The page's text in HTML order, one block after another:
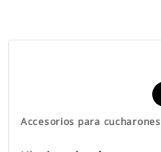
Accesorios para cucharones